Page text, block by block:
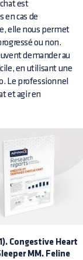
est
en cas de
elle nous permet
ou non.
demander au
en utilisant une
Le professionnel
et agir en
Congestive Heart
MM. Feline